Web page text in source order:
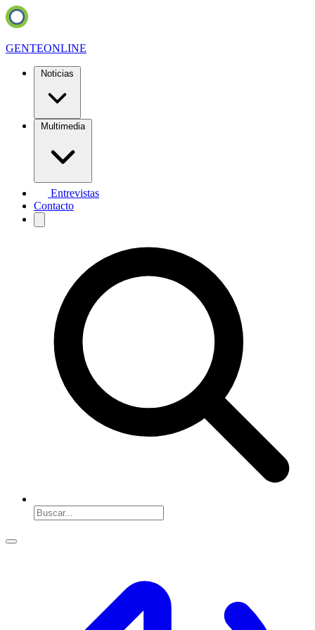
GENTEONLINE
Noticias
Multimedia
Entrevistas
Contacto